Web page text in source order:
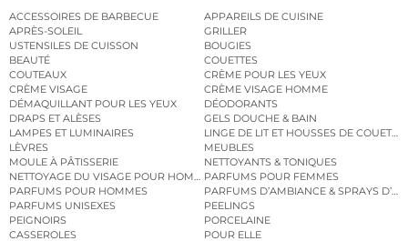
ACCESSOIRES DE BARBECUE
APPAREILS DE CUISINE
APRÈS-SOLEIL
GRILLER
USTENSILES DE CUISSON
BOUGIES
BEAUTÉ
COUETTES
COUTEAUX
CRÈME POUR LES YEUX
CRÈME VISAGE
CRÈME VISAGE HOMME
DÉMAQUILLANT POUR LES YEUX
DÉODORANTS
DRAPS ET ALÈSES
GELS DOUCHE & BAIN
LAMPES ET LUMINAIRES
LINGE DE LIT ET HOUSSES DE COUETTE
LÈVRES
MEUBLES
MOULE À PÂTISSERIE
NETTOYANTS & TONIQUES
NETTOYAGE DU VISAGE POUR HOMMESPARFUMS POUR FEMMES
PARFUMS POUR HOMMES
PARFUMS D’AMBIANCE & SPRAYS
PARFUMS UNISEXES
PEELINGS
PEIGNOIRS
PORCELAINE
CASSEROLES
POUR ELLE